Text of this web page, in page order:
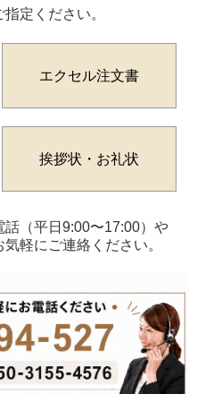
定ください。
エクセル注文書
挨拶状・お礼状
（平日9:00〜17:00）や
軽にご連絡ください。